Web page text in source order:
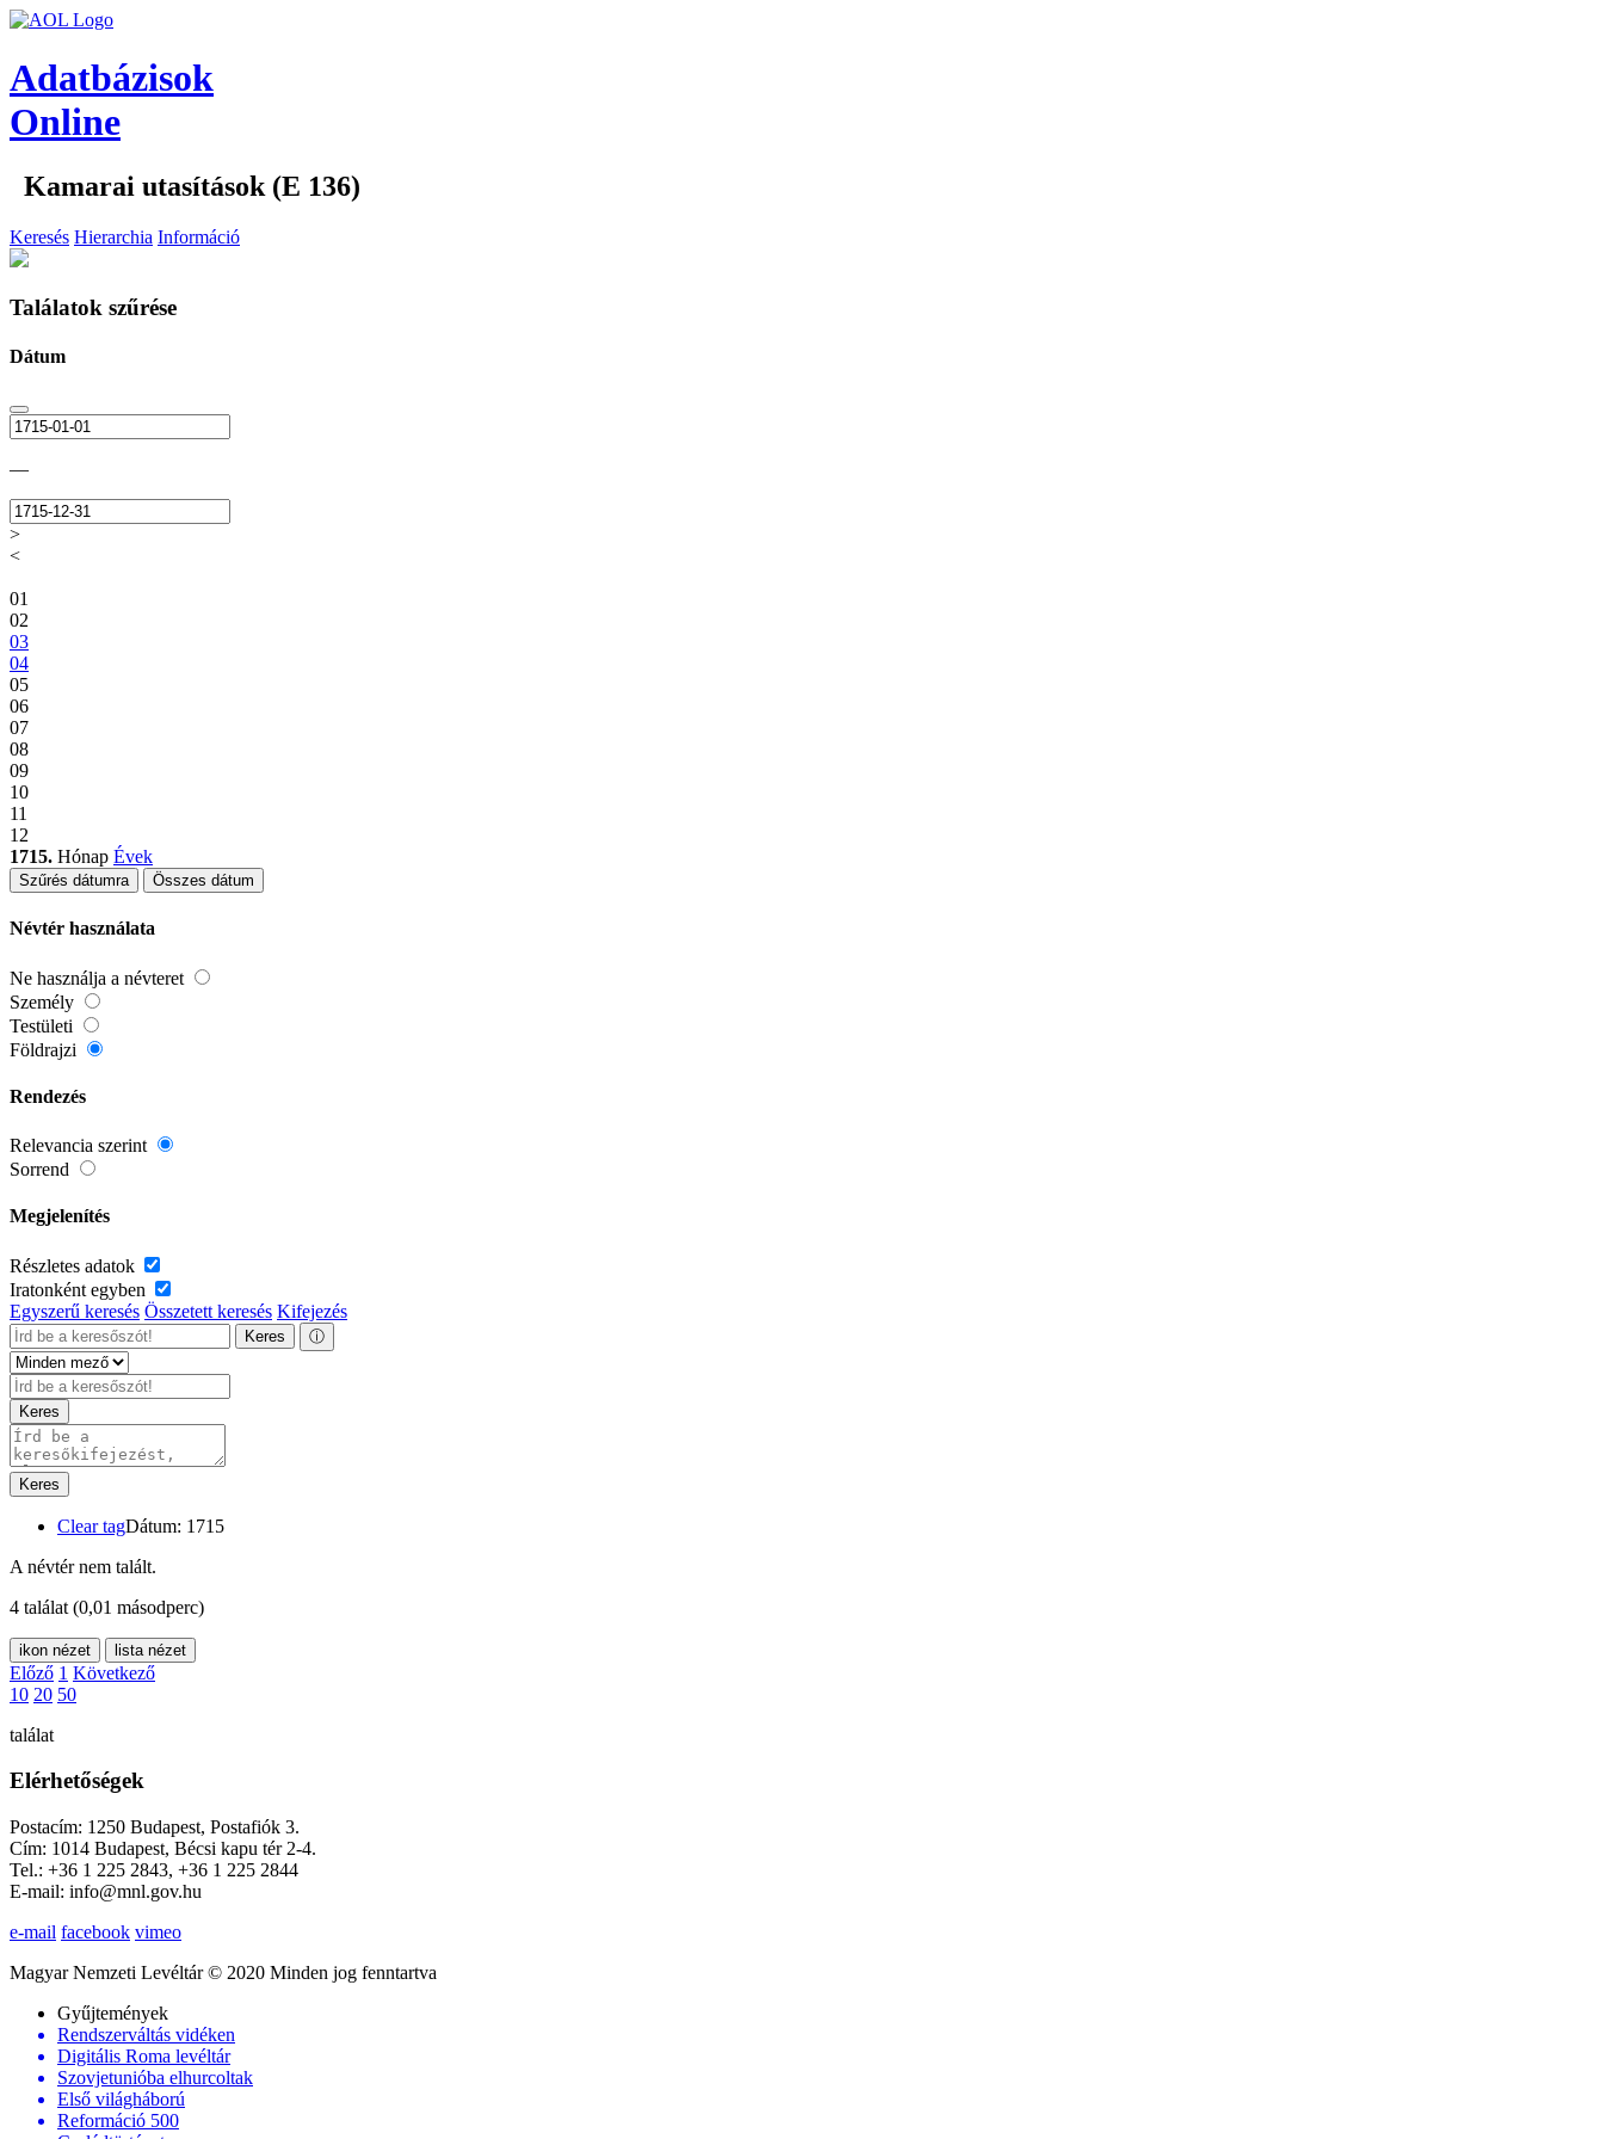
Adatbázisok
Online
Kamarai utasítások (E 136)
Keresés Hierarchia Információ
Találatok szűrése
Dátum
—
>
<
01
02
03
04
05
06
07
08
09
10
11
12
1715. Hónap Évek
Szűrés dátumra Összes dátum
Névtér használata
Ne használja a névteret
Személy
Testületi
Földrajzi
Rendezés
Relevancia szerint
Sorrend
Megjelenítés
Részletes adatok
Iratonként egyben
Egyszerű keresés Összetett keresés Kifejezés
Keres ⓘ
Keres
Keres
Clear tagDátum: 1715
A névtér nem talált.
4 találat (0,01 másodperc)
ikon nézet lista nézet
Előző 1 Következő
10 20 50
találat
Elérhetőségek
Postacím: 1250 Budapest, Postafiók 3.
Cím: 1014 Budapest, Bécsi kapu tér 2-4.
Tel.: +36 1 225 2843, +36 1 225 2844
E-mail: info@mnl.gov.hu
e-mail facebook vimeo
Magyar Nemzeti Levéltár © 2020 Minden jog fenntartva
Gyűjtemények
Rendszerváltás vidéken
Digitális Roma levéltár
Szovjetunióba elhurcoltak
Első világháború
Reformáció 500